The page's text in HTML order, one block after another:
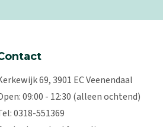
69, 3901 EC Veenendaal
09:00 - 12:30 (alleen ochtend)
0318-551369